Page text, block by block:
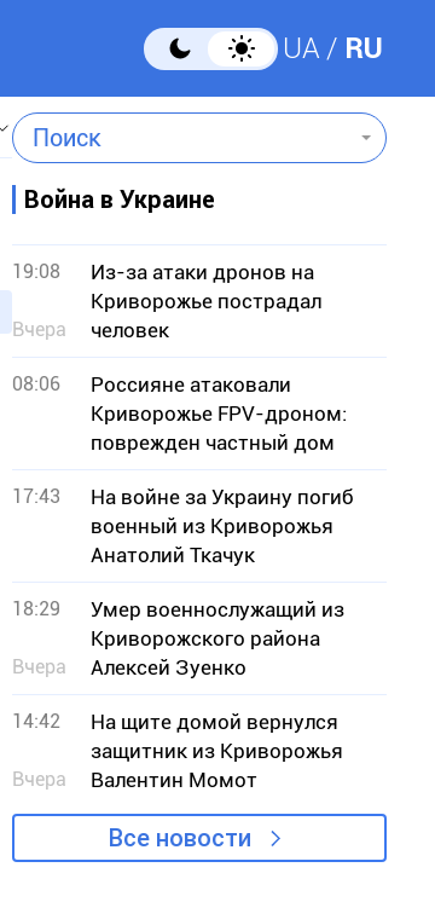
UA RU
Поиск
Война в Украине
19:08
Вчера
Из-за атаки дронов на
Криворожье пострадал
человек
08:06
Россияне атаковали
Криворожье FPV-дроном:
поврежден частный дом
17:43
На войне за Украину погиб
военный из Криворожья
Анатолий Ткачук
18:29
Вчера
Умер военнослужащий из
Криворожского района
Алексей Зуенко
14:42
Вчера
На щите домой вернулся
защитник из Криворожья
Валентин Момот
Все новости